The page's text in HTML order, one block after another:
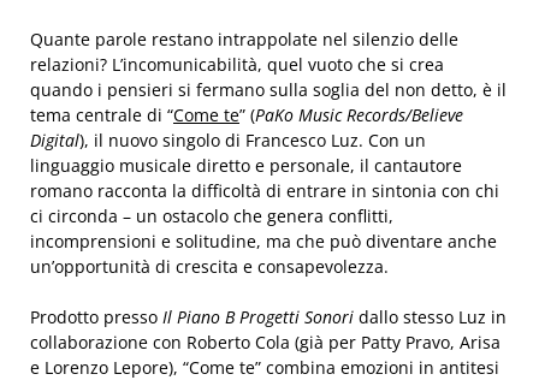
Quante parole restano intrappolate nel silenzio delle
relazioni? L’incomunicabilità, quel vuoto che si crea
quando i pensieri si fermano sulla soglia del non detto, è il
tema centrale di “Come te” (PaKo Music Records/Believe
Digital), il nuovo singolo di Francesco Luz. Con un
linguaggio musicale diretto e personale, il cantautore
romano racconta la difficoltà di entrare in sintonia con chi
ci circonda – un ostacolo che genera conflitti,
incomprensioni e solitudine, ma che può diventare anche
un’opportunità di crescita e consapevolezza.
Prodotto presso Il Piano B Progetti Sonori dallo stesso Luz in
collaborazione con Roberto Cola (già per Patty Pravo, Arisa
e Lorenzo Lepore), “Come te” combina emozioni in antitesi